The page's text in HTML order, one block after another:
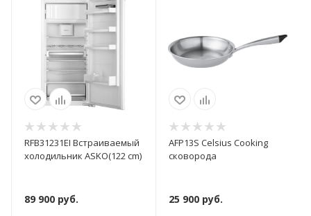
RFB31231EI Встраиваемый
холодильник ASKО(122 cm)
89 900 руб.
AFP13S Celsius Cooking
сковорода
25 900руб.